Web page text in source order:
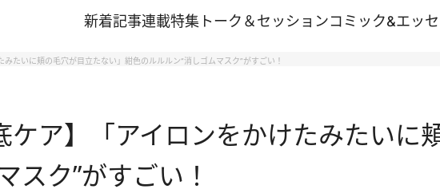
新着記事連載特集 トーク＆セッションコミック&エッ
たいに頬の毛穴が目立たない」紺色のルルルン“消しゴムマスク”がすごい！
ケア】「アイロンをかけたみたいに
スク”がすごい！